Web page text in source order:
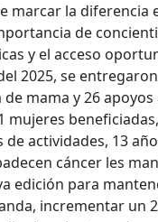
marcar la
de
y el acceso
2025, se
mama y 26
actividades, 13
cáncer les
edición para
incrementar un